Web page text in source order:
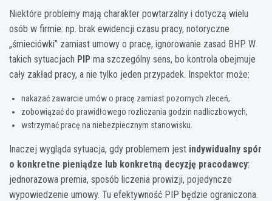
Niektóre problemy mają charakter powtarzalny i dotyczą wielu
osób w firmie: np. brak ewidencji czasu pracy, notoryczne
„śmieciówki” zamiast umowy o pracę, ignorowanie zasad BHP. W
takich sytuacjach PIP ma szczególny sens, bo kontrola obejmuje
cały zakład pracy, a nie tylko jeden przypadek. Inspektor może:
nakazać zawarcie umów o pracę zamiast pozornych zleceń,
zobowiązać do prawidłowego rozliczania godzin nadliczbowych,
wstrzymać pracę na niebezpiecznym stanowisku.
Inaczej wygląda sytuacja, gdy problemem jest indywidualny spór
o konkretne pieniądze lub konkretną decyzję pracodawcy:
jednorazowa premia, sposób liczenia prowizji, pojedyncze
wypowiedzenie umowy. Tu efektywność PIP będzie ograniczona.